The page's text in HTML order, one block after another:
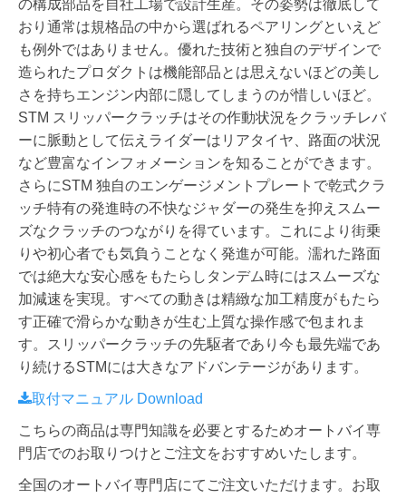
の構成部品を自社工場で設計生産。その姿勢は徹底して
おり通常は規格品の中から選ばれるペアリングといえど
も例外ではありません。優れた技術と独自のデザインで
造られたプロダクトは機能部品とは思えないほどの美し
さを持ちエンジン内部に隠してしまうのが惜しいほど。
STM スリッパークラッチはその作動状況をクラッチレバ
ーに脈動として伝えライダーはリアタイヤ、路面の状況
など豊富なインフォメーションを知ることができます。
さらにSTM 独自のエンゲージメントプレートで乾式クラ
ッチ特有の発進時の不快なジャダーの発生を抑えスムー
ズなクラッチのつながりを得ています。これにより街乗
りや初心者でも気負うことなく発進が可能。濡れた路面
では絶大な安心感をもたらしタンデム時にはスムーズな
加減速を実現。すべての動きは精緻な加工精度がもたら
す正確で滑らかな動きが生む上質な操作感で包まれま
す。スリッパークラッチの先駆者であり今も最先端であ
り続けるSTMには大きなアドバンテージがあります。
取付マニュアル Download
こちらの商品は専門知識を必要とするためオートバイ専
門店でのお取りつけとご注文をおすすめいたします。
全国のオートバイ専門店にてご注文いただけます。お取